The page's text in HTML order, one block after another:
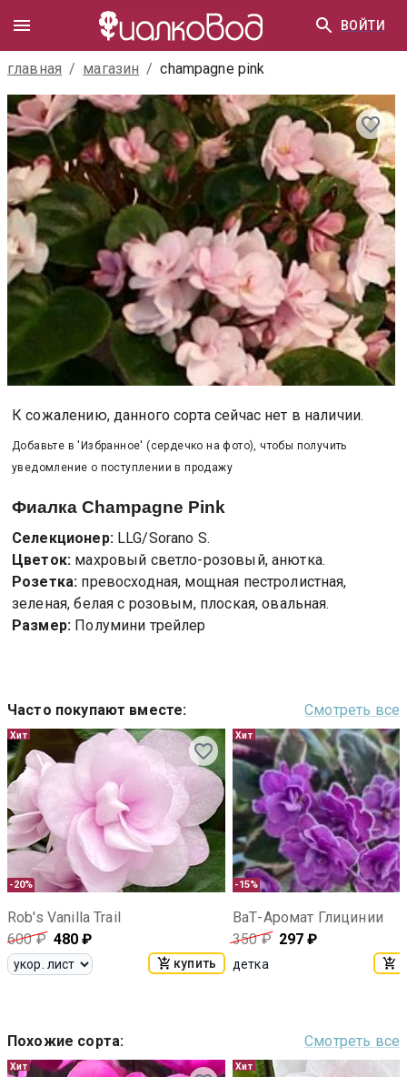
ВОЙТИ
главная / магазин / champagne pink
К сожалению, данного сорта сейчас нет в наличии.
Добавьте в 'Избранное' (сердечко на фото), чтобы получить
уведомление о поступлении в продажу
Фиалка Champagne Pink
Селекционер: LLG/Sorano S.
Цветок: махровый светло-розовый, анютка.
Розетка: превосходная, мощная пестролистная,
зеленая, белая с розовым, плоская, овальная.
Размер: Полумини трейлер
Часто покупают вместе: Смотреть все
-20%
Хит
Rob's Vanilla Trail
600₽ 480 ₽
купить
-15%
Хит
ВаТ-Аромат Глицинии
350₽ 297 ₽
детка
Похожие сорта: Смотреть все
Хит Хит